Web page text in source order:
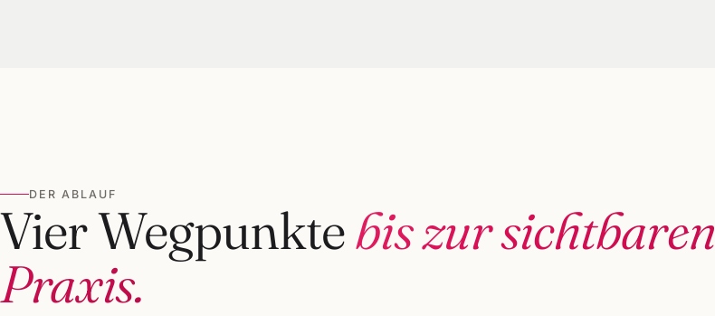
DER ABLAUF
Vier Wegpunktebis zur sichtbaren
Praxis.